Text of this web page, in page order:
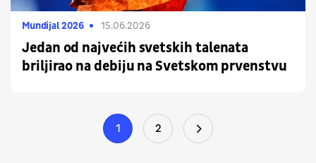
Mundijal 2026 15.06.2026
Jedan od najvećih svetskih talenata
briljirao na debiju na Svetskom prvenstvu
1 2